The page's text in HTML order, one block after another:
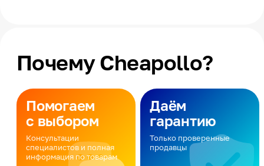
Почему Cheapollo?
Помогаем
с выбором
Консультации
специалистов и полная
информация по товарам
Даём
гарантию
Только проверенные
продавцы